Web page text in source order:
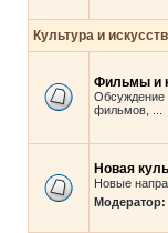
Культура и
Фильмы и
Обсуждение
фильмов, ...
Новая
Новые
Модератор: